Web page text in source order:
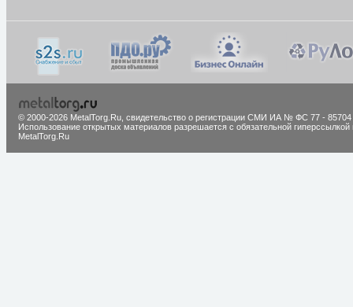
© 2000-2026 MetalTorg.Ru, cвидетельство о регистрации СМИ ИА № ФС 77 - 85704
Использование открытых материалов разрешается с обязательной гиперссылкой
MetalTorg.Ru